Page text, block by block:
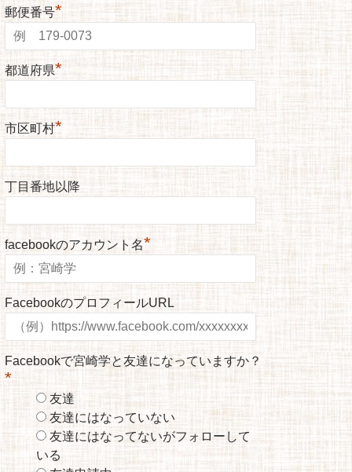
郵便番号*
都道府県*
市区町村*
丁目番地以降
facebookのアカウント名*
FacebookのプロフィールURL
Facebookで宮崎学と友達になっていますか？
*
友達
友達にはなっていない
友達にはなってないがフォローして
いる